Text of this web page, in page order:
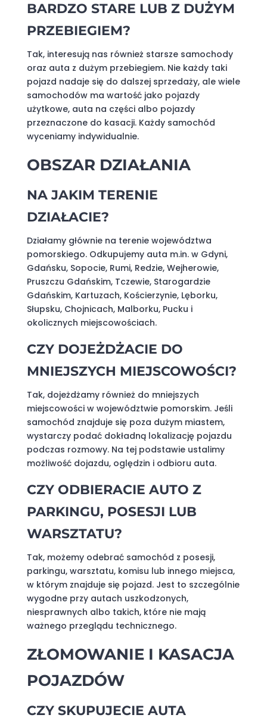
BARDZO STARE LUB Z DUŻYM
PRZEBIEGIEM?
Tak, interesują nas również starsze samochody
oraz auta z dużym przebiegiem. Nie każdy taki
pojazd nadaje się do dalszej sprzedaży, ale wiele
samochodów ma wartość jako pojazdy
użytkowe, auta na części albo pojazdy
przeznaczone do kasacji. Każdy samochód
wyceniamy indywidualnie.
OBSZAR DZIAŁANIA
NA JAKIM TERENIE
DZIAŁACIE?
Działamy głównie na terenie województwa
pomorskiego. Odkupujemy auta m.in. w Gdyni,
Gdańsku, Sopocie, Rumi, Redzie, Wejherowie,
Pruszczu Gdańskim, Tczewie, Starogardzie
Gdańskim, Kartuzach, Kościerzynie, Lęborku,
Słupsku, Chojnicach, Malborku, Pucku i
okolicznych miejscowościach.
CZY DOJEŻDŻACIE DO
MNIEJSZYCH MIEJSCOWOŚCI?
Tak, dojeżdżamy również do mniejszych
miejscowości w województwie pomorskim. Jeśli
samochód znajduje się poza dużym miastem,
wystarczy podać dokładną lokalizację pojazdu
podczas rozmowy. Na tej podstawie ustalimy
możliwość dojazdu, oględzin i odbioru auta.
CZY ODBIERACIE AUTO Z
PARKINGU, POSESJI LUB
WARSZTATU?
Tak, możemy odebrać samochód z posesji,
parkingu, warsztatu, komisu lub innego miejsca,
w którym znajduje się pojazd. Jest to szczególnie
wygodne przy autach uszkodzonych,
niesprawnych albo takich, które nie mają
ważnego przeglądu technicznego.
ZŁOMOWANIE I KASACJA
POJAZDÓW
CZY SKUPUJECIE AUTA